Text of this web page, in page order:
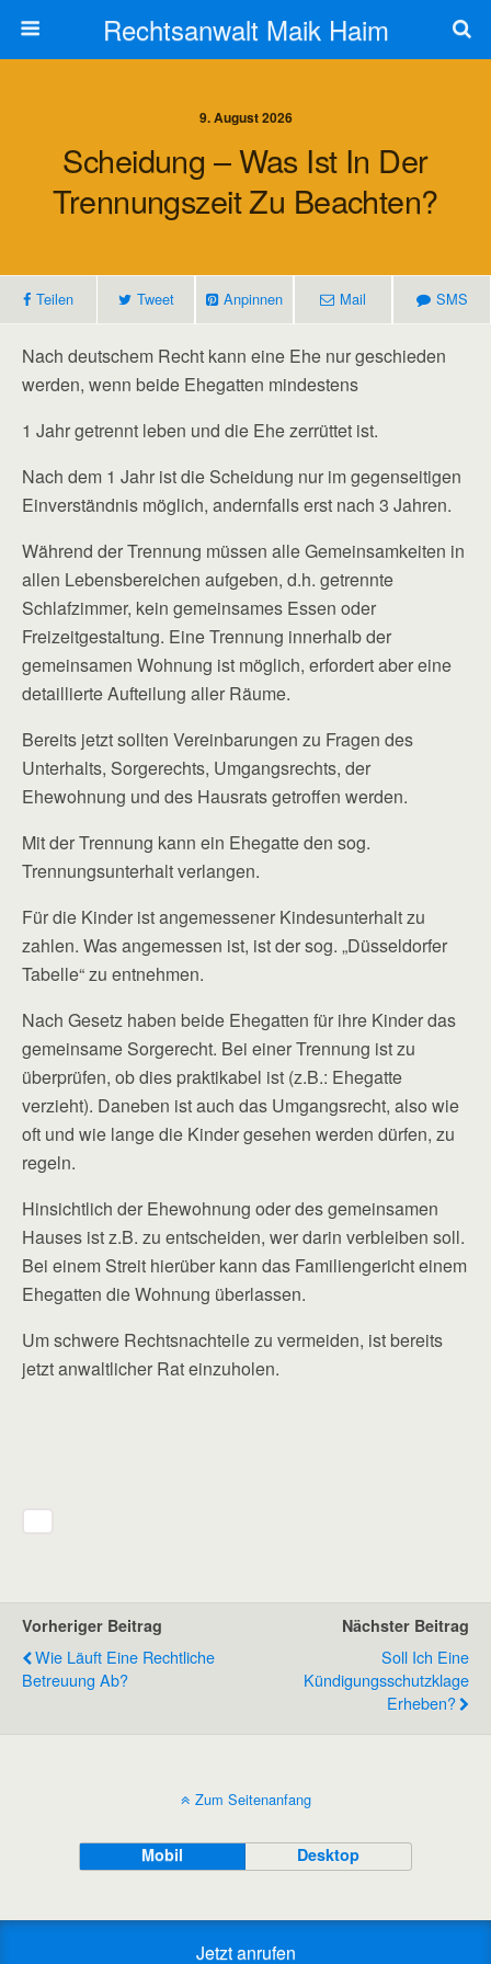
Rechtsanwalt Maik Haim
9. August 2026
Scheidung – Was Ist In Der
Trennungszeit Zu Beachten?
Teilen Tweet Anpinnen Mail SMS
Nach deutschem Recht kann eine Ehe nur geschieden
werden, wenn beide Ehegatten mindestens
1 Jahr getrennt leben und die Ehe zerrüttet ist.
Nach dem 1 Jahr ist die Scheidung nur im gegenseitigen
Einverständnis möglich, andernfalls erst nach 3 Jahren.
Während der Trennung müssen alle Gemeinsamkeiten in
allen Lebensbereichen aufgeben, d.h. getrennte
Schlafzimmer, kein gemeinsames Essen oder
Freizeitgestaltung. Eine Trennung innerhalb der
gemeinsamen Wohnung ist möglich, erfordert aber eine
detaillierte Aufteilung aller Räume.
Bereits jetzt sollten Vereinbarungen zu Fragen des
Unterhalts, Sorgerechts, Umgangsrechts, der
Ehewohnung und des Hausrats getroffen werden.
Mit der Trennung kann ein Ehegatte den sog.
Trennungsunterhalt verlangen.
Für die Kinder ist angemessener Kindesunterhalt zu
zahlen. Was angemessen ist, ist der sog. „Düsseldorfer
Tabelle“ zu entnehmen.
Nach Gesetz haben beide Ehegatten für ihre Kinder das
gemeinsame Sorgerecht. Bei einer Trennung ist zu
überprüfen, ob dies praktikabel ist (z.B.: Ehegatte
verzieht). Daneben ist auch das Umgangsrecht, also wie
oft und wie lange die Kinder gesehen werden dürfen, zu
regeln.
Hinsichtlich der Ehewohnung oder des gemeinsamen
Hauses ist z.B. zu entscheiden, wer darin verbleiben soll.
Bei einem Streit hierüber kann das Familiengericht einem
Ehegatten die Wohnung überlassen.
Um schwere Rechtsnachteile zu vermeiden, ist bereits
jetzt anwaltlicher Rat einzuholen.
Vorheriger Beitrag
Wie Läuft Eine Rechtliche
Betreuung Ab?
Nächster Beitrag
Soll Ich Eine
Kündigungsschutzklage
Erheben?
Zum Seitenanfang
Mobil Desktop
Jetzt anrufen